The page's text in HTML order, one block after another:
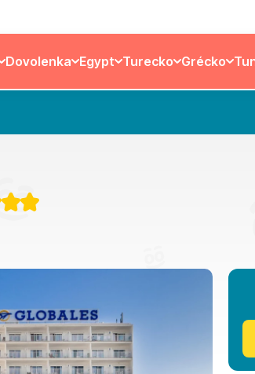
Dovolenka Egypt Turecko Grécko